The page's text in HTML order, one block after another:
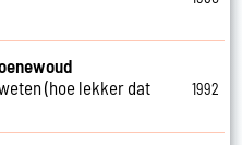
(hoe lekker dat
1992